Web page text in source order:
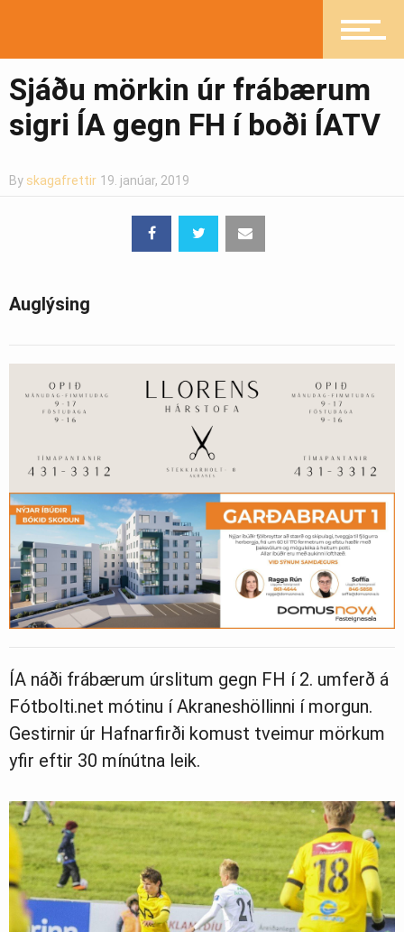
Pistlar
Greinasafn
Sjáðu mörkin úr frábærum
sigri ÍA gegn FH í boði ÍATV
By skagafrettir 19. janúar, 2019
Auglýsing
ÍA náði frábærum úrslitum gegn FH í 2. umferð á
Fótbolti.net mótinu í Akraneshöllinni í morgun.
Gestirnir úr Hafnarfirði komust tveimur mörkum
yfir eftir 30 mínútna leik.